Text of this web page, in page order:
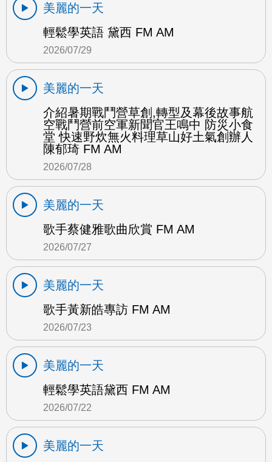
美麗的一天
輕鬆學英語 黛西 FM AM
2026/07/29
美麗的一天
介紹暑期戰鬥營草創,轉型及幕後故事航
空戰鬥營前空軍新聞官王鳴中 防災小食
堂 快速野炊無火料理草山好土氣創辦人
陳郁琦 FM AM
2026/07/28
美麗的一天
歌手蔡健雅歌曲欣賞 FM AM
2026/07/27
美麗的一天
歌手黃新皓專訪 FM AM
2026/07/23
美麗的一天
輕鬆學英語黛西 FM AM
2026/07/22
美麗的一天